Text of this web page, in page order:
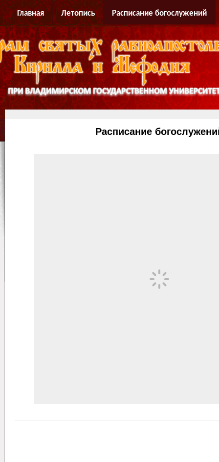
Главная Летопись Расписание богослужений
Расписание